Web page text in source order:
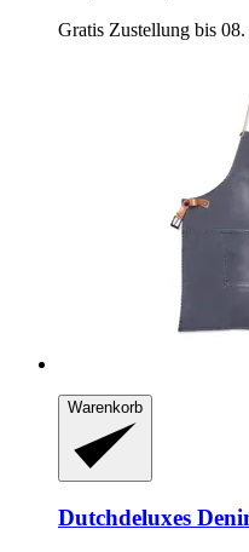
Gratis Zustellung bis
Warenkorb
Dutchdeluxes